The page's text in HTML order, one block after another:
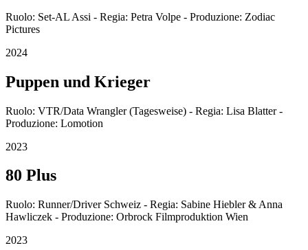
Ruolo: Set-AL Assi - Regia: Petra Volpe - Produzione: Zodiac
Pictures
2024
Puppen und Krieger
Ruolo: VTR/Data Wrangler (Tagesweise) - Regia: Lisa Blatter -
Produzione: Lomotion
2023
80 Plus
Ruolo: Runner/Driver Schweiz - Regia: Sabine Hiebler & Anna
Hawliczek - Produzione: Orbrock Filmproduktion Wien
2023